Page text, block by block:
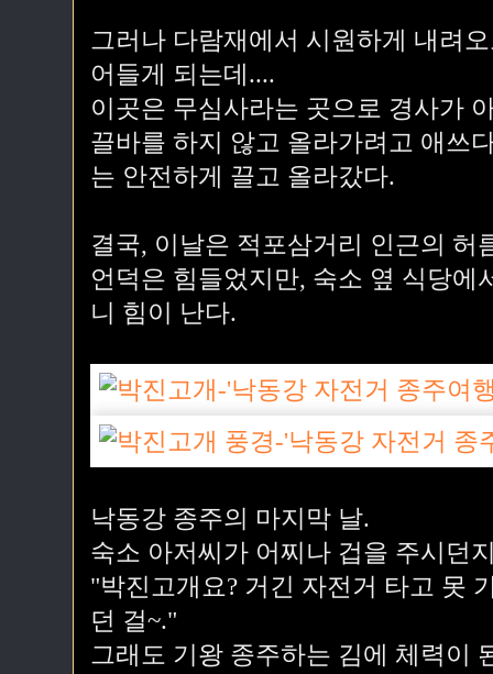
그러나 다람재에서 시원하게 내려
어들게 되는데....
이곳은 무심사라는 곳으로 경사가
끌바를 하지 않고 올라가려고 애쓰
는 안전하게 끌고 올라갔다.
결국, 이날은 적포삼거리 인근의 허
언덕은 힘들었지만, 숙소 옆 식당에
니 힘이 난다.
낙동강 종주의 마지막 날.
숙소 아저씨가 어찌나 겁을 주시던
"박진고개요? 거긴 자전거 타고 못
던 걸~."
그래도 기왕 종주하는 김에 체력이